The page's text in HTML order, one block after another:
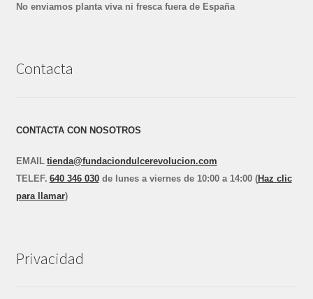
No enviamos planta viva ni fresca fuera de España
Contacta
CONTACTA CON NOSOTROS
EMAIL tienda@fundaciondulcerevolucion.com
TELE F. 640 346 030de lunes a viernes de 10:00 a 14:00 (Haz clic
para llamar)
Privacidad